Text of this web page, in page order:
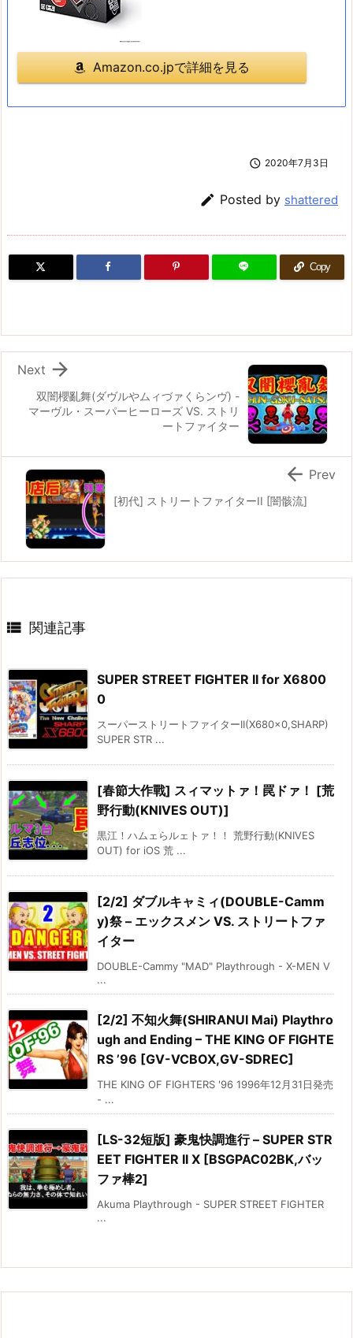
Amazon.co.jpで詳細を見る
 2020年7月3日
 Posted by shattered
Copy
双闇櫻亂舞(ダヴルやムィづァくらンヴ) -
マーヴル・スーパーヒーローズ VS. ストリ
ートファイター

Next
[初代] ストリートファイターII [闇骸流]
 Prev
 関連記事
SUPER STREET FIGHTER II for X6800
0
スーパーストリートファイターII(X680x0,SHARP)
SUPER STR ...
[春節大作戰] スィマットァ！罠ドァ！ [荒
野行動(KNIVES OUT)]
黒江！ハムェらルェトァ！！ 荒野行動(KNIVES
OUT) for iOS 荒 ...
[2/2] ダブルキャミィ(DOUBLE-Camm
y)祭 – エックスメン VS. ストリートファ
イター
DOUBLE-Cammy "MAD" Playthrough - X-MEN V
...
[2/2] 不知火舞(SHIRANUI Mai) Playthro
ugh and Ending – THE KING OF FIGHTE
RS ’96 [GV-VCBOX,GV-SDREC]
THE KING OF FIGHTERS '96 1996年12月31日発売
- ...
[LS-32短版] 豪鬼快調進行 – SUPER STR
EET FIGHTER II X [BSGPAC02BK,バッ
ファ棒2]
Akuma Playthrough - SUPER STREET FIGHTER
...